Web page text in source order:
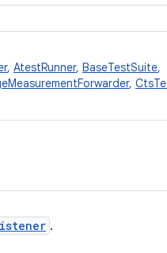
, AtestRunner, BaseTestSuite,
,
.